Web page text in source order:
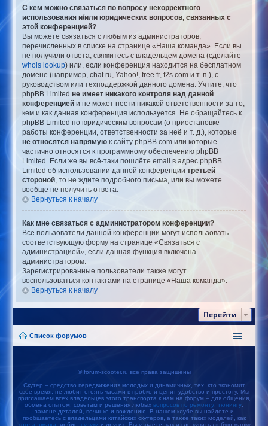
С кем можно связаться по вопросу некорректного
использования и/или юридических вопросов, связанных с
этой конференцией?
Вы можете связаться с любым из администраторов,
перечисленных в списке на странице «Наша команда». Если вы
не получили ответа, свяжитесь с владельцем домена (сделайте
whois lookup) или, если конференция находится на бесплатном
домене (например, chat.ru, Yahoo!, free.fr, f2s.com и т. п.), с
руководством или техподдержкой данного домена. Учтите, что
phpBB Limitedне имеет никакого контроля над данной
конференцией и не может нести никакой ответственности за то,
кем и как данная конференция используется. Не обращайтесь к
phpBB Limited по юридическим вопросам (о приостановке
работы конференции, ответственности за неё и т. д.), которые
не относятся напрямую к сайту phpBB.com или которые
частично относятся к программному обеспечению phpBB
Limited. Если же вы всё-таки пошлёте email в адрес phpBB
Limited об использовании данной конференциитретьей
стороной, то не ждите подробного письма, или вы можете
вообще не получить ответа.
Вернуться к началу
Как мне связаться с администратором конференции?
Все пользователи данной конференции могут использовать
соответствующую форму на странице «Связаться с
администрацией», если данная функция включена
администратором.
Зарегистрированные пользователи также могут
воспользоваться контактами на странице «Наша команда».
Вернуться к началу
Перейти
Список форумов
© forum-scooter.ru все права защищены
Скутер – средство передвижения молодых и динамичных, тех, кто экономит
свое время, не любит стоять часами в пробке и ценит удобство и простоту. Мы
приглашаем всех владельцев этого транспорта к нам на форум – для общения,
обмена опытом, советам и решения любых вопросов по ремонту тюнингу
замене деталей, починке и вождению. В нашем клубе вы найдете и
пообщаетесь с владельцами китайских скутеров, а также таких моделей, как
хонда
ямаха , ирбис, сузуки и других. Вы узнаете, как и где купить любую марку